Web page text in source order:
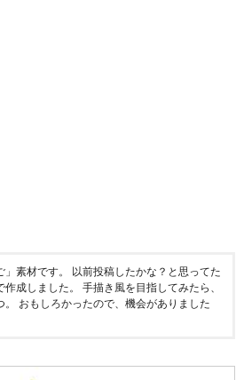
素材です。 以前投稿したかな？と思ってた
成しました。 手描き風を目指してみたら、
おもしろかったので、機会がありました